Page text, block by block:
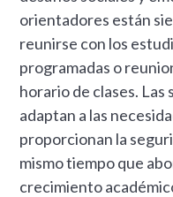
orientadores están
reunirse con los
programadas o
horario de clases.
adaptan a las
proporcionan la
mismo tiempo que
crecimiento